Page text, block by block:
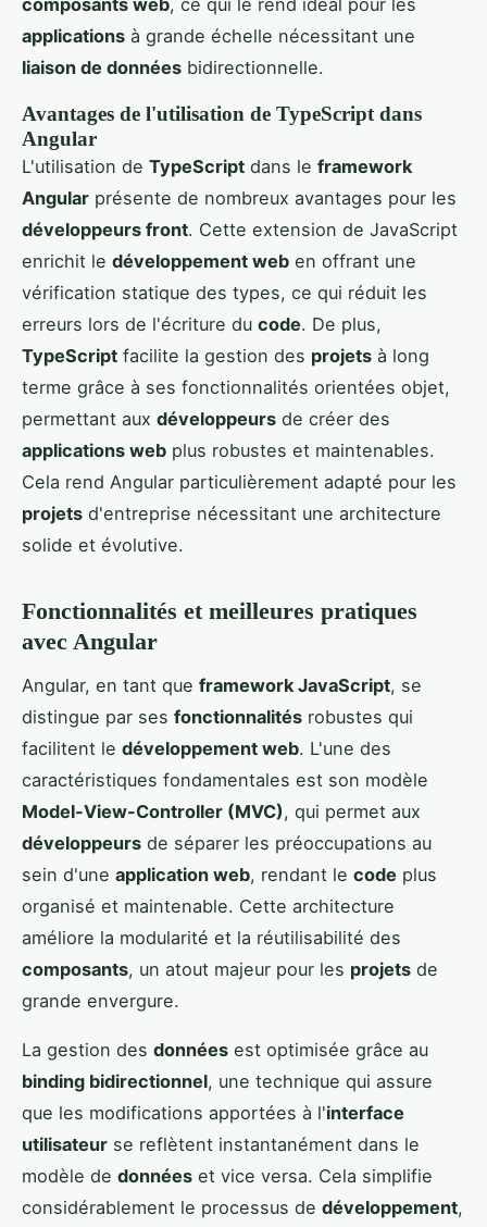
applications à grande échelle nécessitant une
liaison de données bidirectionnelle.
Avantages de l'utilisation de TypeScript dans
Angular
L'utilisation de TypeScript dans le framework
Angular présente de nombreux avantages pour les
développeurs front. Cette extension de JavaScript
enrichit le développement web en offrant une
vérification statique des types, ce qui réduit les
erreurs lors de l'écriture du code. De plus,
TypeScript facilite la gestion des projets à long
terme grâce à ses fonctionnalités orientées objet,
permettant aux développeurs de créer des
applications web plus robustes et maintenables.
Cela rend Angular particulièrement adapté pour les
projets d'entreprise nécessitant une architecture
solide et évolutive.
Fonctionnalités et meilleures pratiques
avec Angular
Angular, en tant que framework JavaScript, se
distingue par ses fonctionnalités robustes qui
facilitent le développement web. L'une des
caractéristiques fondamentales est son modèle
Model-View-Controller (MVC), qui permet aux
développeurs de séparer les préoccupations au
sein d'une application web, rendant le code plus
organisé et maintenable. Cette architecture
améliore la modularité et la réutilisabilité des
composants, un atout majeur pour les projets de
grande envergure.
La gestion des données est optimisée grâce au
binding bidirectionnel, une technique qui assure
que les modifications apportées à l'interface
utilisateur se reflètent instantanément dans le
modèle de données et vice versa. Cela simplifie
considérablement le processus de développement,